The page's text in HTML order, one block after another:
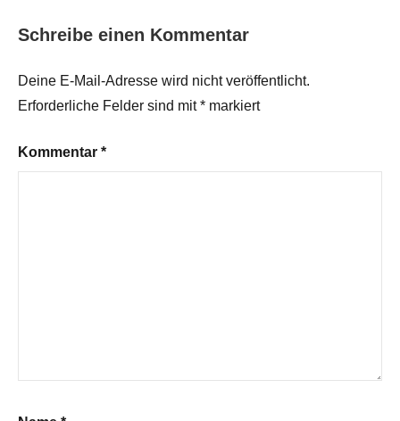
Schreibe einen Kommentar
Deine E-Mail-Adresse wird nicht veröffentlicht.
Erforderliche Felder sind mit* markiert
Kommentar *